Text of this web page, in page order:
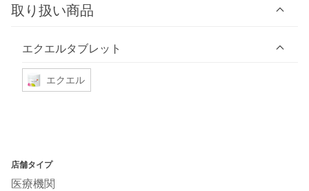
取り扱い商品
エクエルタブレット
エクエル
店舗タイプ
医療機関